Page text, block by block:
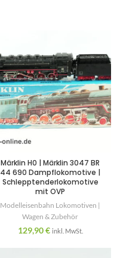
Märklin H0 | Märklin 3047 BR
44 690 Dampflokomotive |
Schlepptenderlokomotive
mit OVP
Modelleisenbahn Lokomotiven |
Wagen & Zubehör
129,90€ inkl. MwSt.